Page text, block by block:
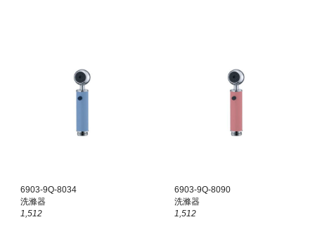
6903-9Q-8034
洗滌器
1,512
6903-9Q-8090
洗滌器
1,512